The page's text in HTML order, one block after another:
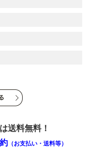
送料無料！
（お支払い・送料等）